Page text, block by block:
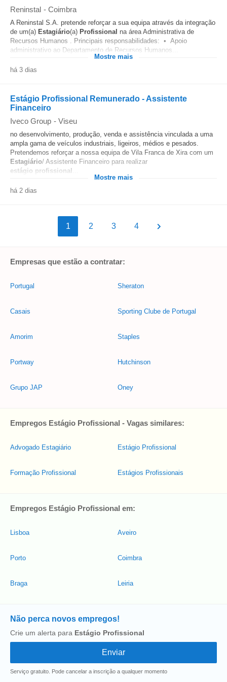
Reninstal - Coimbra
A Reninstal S.A. pretende reforçar a sua equipa através da integração
de um(a) Estagiário(a) Profissional na área Administrativa de
Recursos Humanos . Principais responsabilidades: • Apoio
administrativo ao Departamento de Recursos Humanos...
Mostre mais
há 3 dias
Estágio Profissional Remunerado - Assistente
Financeiro
Iveco Group - Viseu
no desenvolvimento, produção, venda e assistência vinculada a uma
ampla gama de veículos industriais, ligeiros, médios e pesados.
Pretendemos reforçar a nossa equipa de Vila Franca de Xira com um
Estagiário/ Assistente Financeiro para realizar
estágio profissional
Mostre mais
há 2 dias
1 2 3 4
Empresas que estão a contratar:
Portugal
Casais
Amorim
Portway
Grupo JAP
Sheraton
Sporting Clube de Portugal
Staples
Hutchinson
Oney
Empregos Estágio Profissional - Vagas similares:
Advogado Estagiário
Formação Profissional
Estágio Profissional
Estágios Profissionais
Empregos Estágio Profissional em:
Lisboa
Porto
Braga
Aveiro
Coimbra
Leiria
Não perca novos empregos!
Crie um alerta para Estágio Profissional
Serviço gratuito. Pode cancelar a inscrição a qualquer momento